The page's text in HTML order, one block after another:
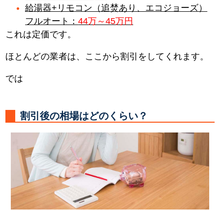
給湯器+リモコン（追焚あり、エコジョーズ）
フルオート：44万～45万円
これは定価です。
ほとんどの業者は、ここから割引をしてくれます。
では
割引後の相場はどのくらい？